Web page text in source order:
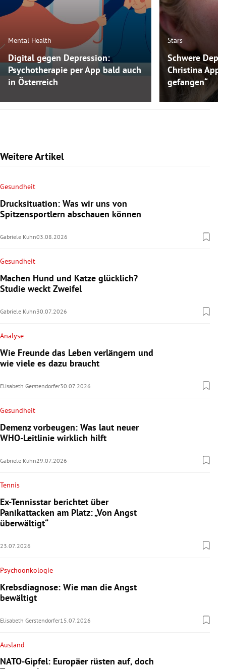
Mental Health
Digital gegen Depression:
Psychotherapie per App bald auch
in Österreich
Stars
Schwere
Christina
gefangen“
Weitere Artikel
Gesundheit
Drucksituation: Was wir uns von
Spitzensportlern abschauen können
Gabriele Kuhn03.08.2026
Gesundheit
Machen Hund und Katze glücklich?
Studie weckt Zweifel
Gabriele Kuhn30.07.2026
Analyse
Wie Freunde das Leben verlängern und
wie viele es dazu braucht
Elisabeth Gerstendorfer30.07.2026
Gesundheit
Demenz vorbeugen: Was laut neuer
WHO-Leitlinie wirklich hilft
Gabriele Kuhn29.07.2026
Tennis
Ex-Tennisstar berichtet über
Panikattacken am Platz: „Von Angst
überwältigt“
23.07.2026
Psychoonkologie
Krebsdiagnose: Wie man die Angst
bewältigt
Elisabeth Gerstendorfer15.07.2026
Ausland
NATO-Gipfel: Europäer rüsten auf, doch